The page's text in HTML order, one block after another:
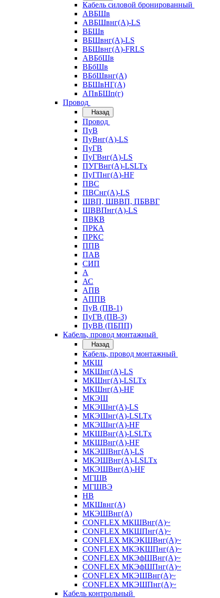
Кабель силовой бронированный
АВБШв
АВБШвнг(А)-LS
ВБШв
ВБШвнг(А)-LS
ВБШвнг(А)-FRLS
АВБбШв
ВБбШв
ВБбШвнг(А)
ВБШвНГ(А)
АПвБШп(г)
Провод
Назад
Провод
ПуВ
ПуВнг(А)-LS
ПуГВ
ПуГВнг(А)-LS
ПУГВнг(А)-LSLTx
ПуГПнг(А)-HF
ПВС
ПВСнг(А)-LS
ШВП, ШВВП, ПБВВГ
ШВВПнг(А)-LS
ПВКВ
ПРКА
ПРКС
ППВ
ПАВ
СИП
А
АС
АПВ
АППВ
ПуВ (ПВ-1)
ПуГВ (ПВ-3)
ПуВВ (ПБПП)
Кабель, провод монтажный
Назад
Кабель, провод монтажный
МКШ
МКШнг(А)-LS
МКШнг(А)-LSLTx
МКШнг(А)-HF
МКЭШ
МКЭШнг(А)-LS
МКЭШнг(А)-LSLTx
МКЭШнг(А)-HF
МКШВнг(A)-LSLTx
МКШВнг(А)-HF
МКЭШВнг(А)-LS
МКЭШВнг(A)-LSLTx
МКЭШВнг(А)-HF
МГШВ
МГШВЭ
НВ
МКШвнг(А)
МКЭШВнг(А)
CONFLEX МКШВнг(А)~
CONFLEX МКШПнг(А)~
CONFLEX МКЭКШВнг(А)~
CONFLEX МКЭКШПнг(А)~
CONFLEX МКЭфШВнг(А)~
CONFLEX МКЭфШПнг(А)~
CONFLEX МКЭШВнг(А)~
CONFLEX МКЭШПнг(А)~
Кабель контрольный